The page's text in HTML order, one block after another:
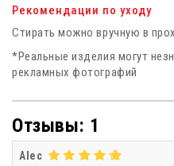
Рекомендации по уходу
Стирать можно вручную в
*Реальные изделия могут
рекламных фотографий
Отзывы: 1
Alec